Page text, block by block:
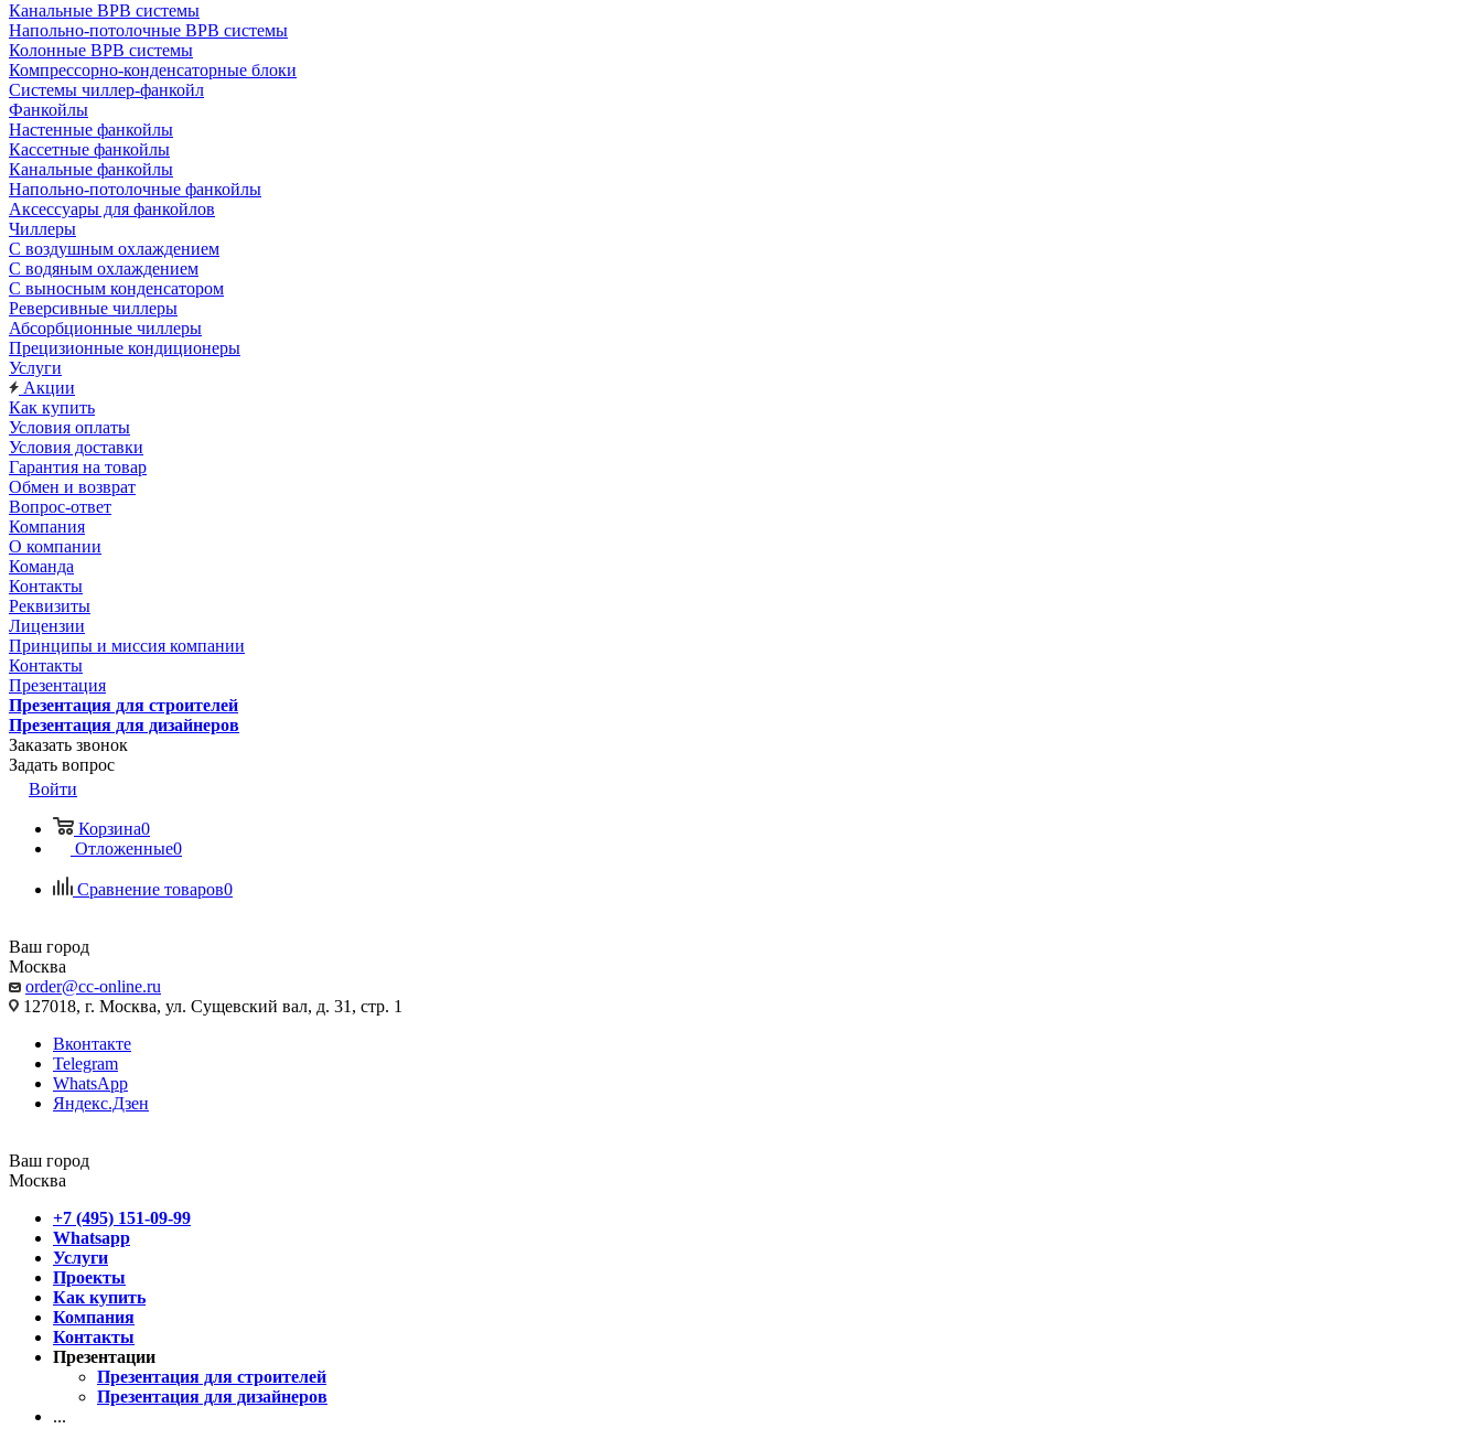
Канальные ВРВ системы
Напольно-потолочные ВРВ системы
Колонные ВРВ системы
Компрессорно-конденсаторные блоки
Системы чиллер-фанкойл
Фанкойлы
Настенные фанкойлы
Кассетные фанкойлы
Канальные фанкойлы
Напольно-потолочные фанкойлы
Аксессуары для фанкойлов
Чиллеры
С воздушным охлаждением
С водяным охлаждением
С выносным конденсатором
Реверсивные чиллеры
Абсорбционные чиллеры
Прецизионные кондиционеры
Услуги
Акции
Как купить
Условия оплаты
Условия доставки
Гарантия на товар
Обмен и возврат
Вопрос-ответ
Компания
О компании
Команда
Контакты
Реквизиты
Лицензии
Принципы и миссия компании
Контакты
Презентация
Презентация для строителей
Презентация для дизайнеров
Заказать звонок
Задать вопрос
Войти
Корзина0
Отложенные0
Сравнение товаров0
Ваш город
Москва
order@cc-online.ru
127018, г. Москва, ул. Сущевский вал, д. 31, стр. 1
Вконтакте
Telegram
WhatsApp
Яндекс.Дзен
Ваш город
Москва
+7 (495) 151-09-99
Whatsapp
Услуги
Проекты
Как купить
Компания
Контакты
Презентации
Презентация для строителей
Презентация для дизайнеров
...